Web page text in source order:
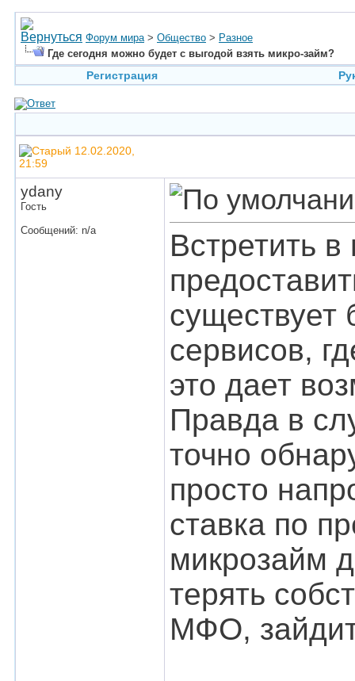
Форум мира > Общество > Разное
Где сегодня можно будет с выгодой взять микро-займ?
Регистрация
12.02.2020,
21:59
ydany
Гость
Сообщений: n/a
Встретить
существует
сервисов,
это дает
Правда в
точно
просто
ставка по
микрозайм
терять
МФО,